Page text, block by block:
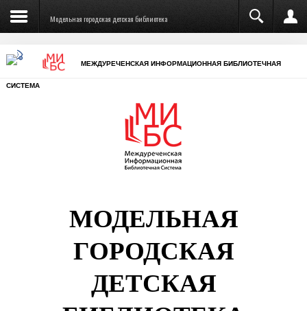
Модельная городская детская библиотека
МЕЖДУРЕЧЕНСКАЯ ИНФОРМАЦИОННАЯ БИБЛИОТЕЧНАЯ
СИСТЕМА
МОДЕЛЬНАЯ
ГОРОДСКАЯ
ДЕТСКАЯ